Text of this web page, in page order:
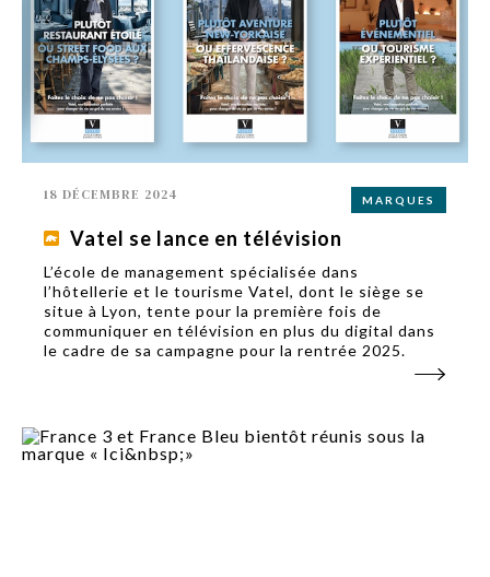
MARQUES
18 DÉCEMBRE 2024
Vatel se lance en télévision
L’école de management spécialisée dans
l’hôtellerie et le tourisme Vatel, dont le siège se
situe à Lyon, tente pour la première fois de
communiquer en télévision en plus du digital dans
le cadre de sa campagne pour la rentrée 2025.